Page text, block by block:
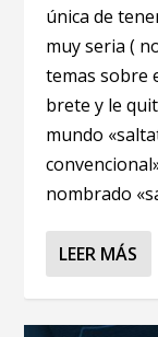
única de
muy seria (
temas sobre
brete y le
mundo
nombrado
LEER MÁS